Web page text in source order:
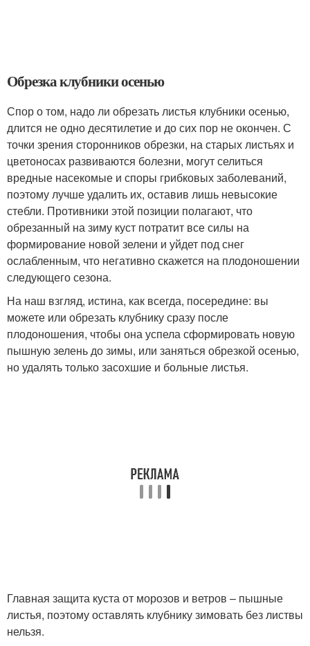
Обрезка клубники осенью
Спор о том, надо ли обрезать листья клубники осенью,
длится не одно десятилетие и до сих пор не окончен. С
точки зрения сторонников обрезки, на старых листьях и
цветоносах развиваются болезни, могут селиться
вредные насекомые и споры грибковых заболеваний,
поэтому лучше удалить их, оставив лишь невысокие
стебли. Противники этой позиции полагают, что
обрезанный на зиму куст потратит все силы на
формирование новой зелени и уйдет под снег
ослабленным, что негативно скажется на плодоношении
следующего сезона.
На наш взгляд, истина, как всегда, посередине: вы
можете или обрезать клубнику сразу после
плодоношения, чтобы она успела сформировать новую
пышную зелень до зимы, или заняться обрезкой осенью,
но удалять только засохшие и больные листья.
Главная защита куста от морозов и ветров – пышные
листья, поэтому оставлять клубнику зимовать без листвы
нельзя.